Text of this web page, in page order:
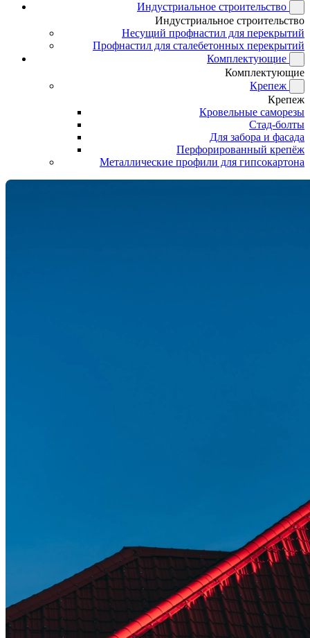
Индустриальное строительство
Индустриальное строительство
Несущий профнастил для перекрытий
Профнастил для сталебетонных перекрытий
Комплектующие
Комплектующие
Крепеж
Крепеж
Кровельные саморезы
Стад-болты
Для забора и фасада
Перфорированный крепёж
Металлические профили для гипсокартона